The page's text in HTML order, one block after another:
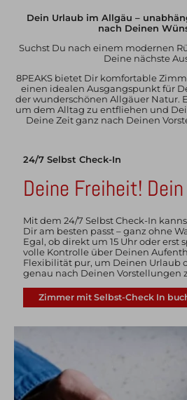
Dein Urlaub im Allgäu –
nach Deinen
Suchst Du nach einem modernen
Deine nächste
8PEAKS bietet Dir komfortable
einen idealen Ausgangspunkt für
der wunderschönen Allgäuer Natur.
um dem Alltag zu entfliehen und
Deine Zeit ganz nach Deinen
24/7 Selbst Check-In
Deine Freiheit!
Mit dem 24/7 Selbst Check-In
Dir am besten passt – ganz ohne
Egal, ob direkt um 15 Uhr oder erst
volle Kontrolle über Deinen
Flexibilität pur, um Deinen Urlaub
genau nach Deinen Vorstellungen
Zimmer mit Selbst-Check In